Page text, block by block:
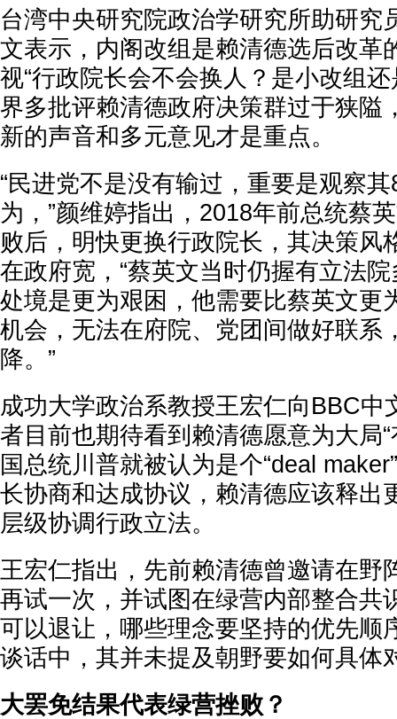
台湾中央研究院政治学研究所助研究
文表示，内阁改组是赖清德选后改革
视“行政院长会不会换人？是小改组
界多批评赖清德政府决策群过于狭隘
新的声音和多元意见才是重点。
“民进党不是没有输过，重要是观察
为，”颜维婷指出，2018年前总统蔡
败后，明快更换行政院长，其决策风
在政府宽，“蔡英文当时仍握有立法
处境是更为艰困，他需要比蔡英文更
机会，无法在府院、党团间做好联系
降。”
成功大学政治系教授王宏仁向BBC中
者目前也期待看到赖清德愿意为大局
国总统川普就被认为是个“deal
长协商和达成协议，赖清德应该释出
层级协调行政立法。
王宏仁指出，先前赖清德曾邀请在野
再试一次，并试图在绿营内部整合共
可以退让，哪些理念要坚持的优先顺
谈话中，其并未提及朝野要如何具体
大罢免结果代表绿营挫败？